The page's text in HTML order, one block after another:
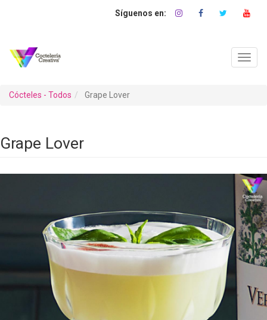
Cócteles - Todos Grape Lover
Grape Lover